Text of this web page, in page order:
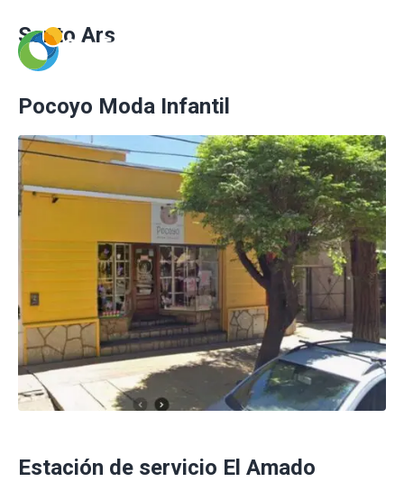
Santo Ars
Pocoyo Moda Infantil
Estación de servicio El Amado